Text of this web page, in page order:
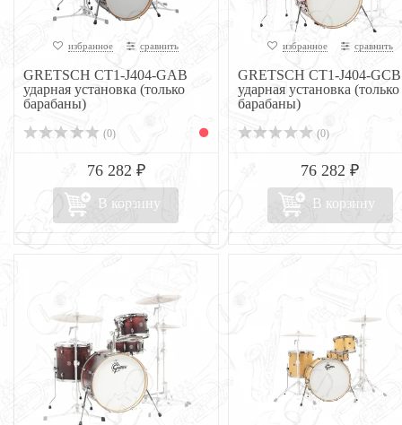
избранное сравнить
GRETSCH CT1-J404-GAB
ударная установка (только
барабаны)
(0)
76 282 ₽
В корзину
избранное сравнить
GRETSCH CT1-J404-GCB
ударная установка (только
барабаны)
(0)
76 282 ₽
В корзину